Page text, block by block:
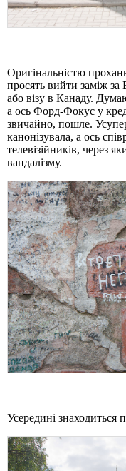
Оригінальністю
просять вийти заміж
або візу в Канаду.
а ось Форд-Фокус у
звичайно, пошле.
канонізувала, а ось
телевізійників, через
вандалізму.
Усередині знаходиться